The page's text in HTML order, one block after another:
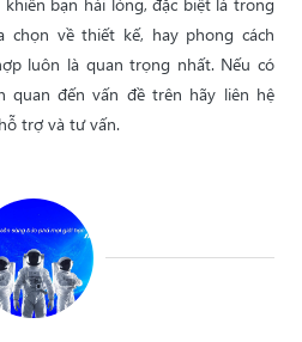
chọn về thiết kế, hay phong cách
luôn là quan trọng nhất. Nếu có
quan đến vấn đề trên hãy liên hệ
trợ và tư vấn.